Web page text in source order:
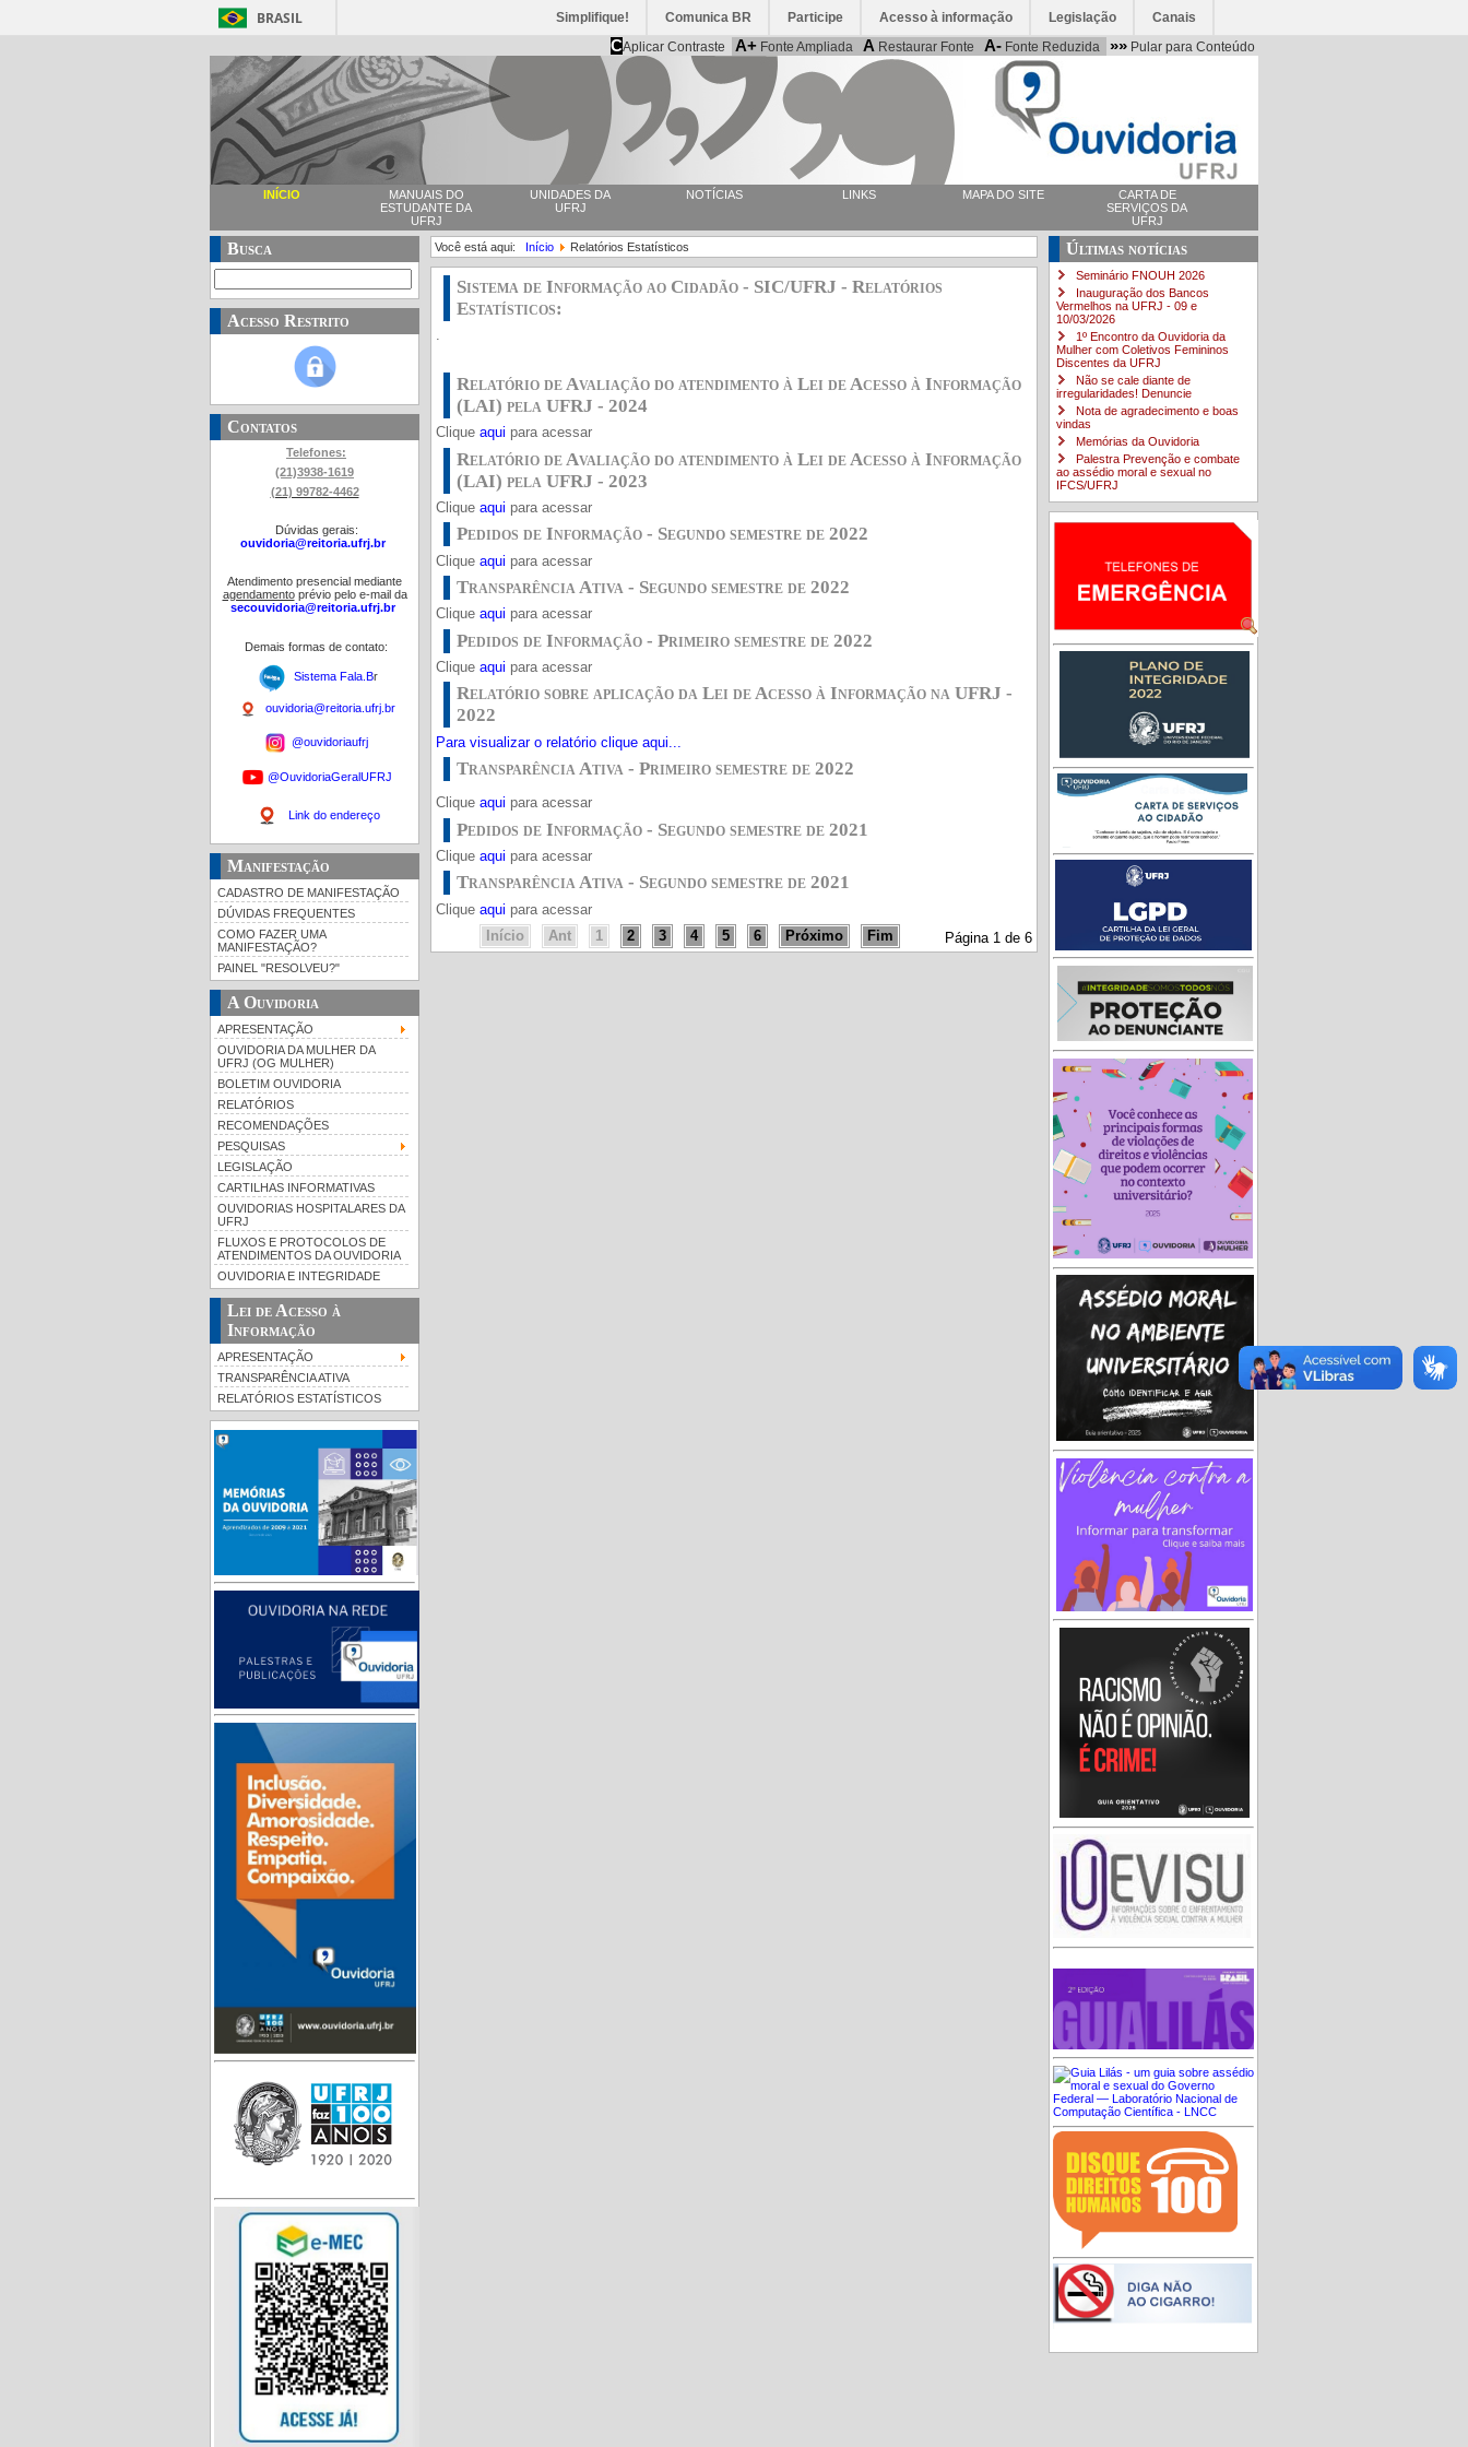
BRASIL Simplifique! Comunica BR Participe Acesso à informação Legislação Canais
CAplicar Contraste A+ Fonte Ampliada A Restaurar Fonte A- Fonte Reduzida »» Pular para Conteúdo
INÍCIO
MANUAIS DO
ESTUDANTE DA
UFRJ
UNIDADES DA
UFRJ
NOTÍCIAS LINKS MAPA DO SITE
CARTA DE
SERVIÇOS DA
UFRJ
Busca
Acesso Restrito
Contatos
Telefones:
(21)3938-1619
(21) 99782-4462
Dúvidas gerais:
ouvidoria@reitoria.ufrj.br
Atendimento presencial mediante
agendamentoprévio pelo e-mail da
secouvidoria@reitoria.ufrj.br
Demais formas de contato:
Sistema Fala.Br
ouvidoria@reitoria.ufrj.br
@ouvidoriaufrj
@OuvidoriaGeralUFRJ
Link do endereço
Manifestação
CADASTRO DE MANIFESTAÇÃO
DÚVIDAS FREQUENTES
COMO FAZER UMA
MANIFESTAÇÃO?
PAINEL "RESOLVEU?"
A Ouvidoria
APRESENTAÇÃO
OUVIDORIA DA MULHER DA
UFRJ (OG MULHER)
BOLETIM OUVIDORIA
RELATÓRIOS
RECOMENDAÇÕES
PESQUISAS
LEGISLAÇÃO
CARTILHAS INFORMATIVAS
OUVIDORIAS HOSPITALARES DA
UFRJ
FLUXOS E PROTOCOLOS DE
ATENDIMENTOS DA OUVIDORIA
OUVIDORIA E INTEGRIDADE
Lei de Acesso à
Informação
APRESENTAÇÃO
TRANSPARÊNCIA ATIVA
RELATÓRIOS ESTATÍSTICOS
Você está aqui: Início Relatórios Estatísticos
Sistema de Informação ao Cidadão - SIC/UFRJ - Relatórios
Estatísticos:
.
Relatório de Avaliação do atendimento à Lei de Acesso à Informação
(LAI) pela UFRJ - 2024
Clique aqui para acessar
Relatório de Avaliação do atendimento à Lei de Acesso à Informação
(LAI) pela UFRJ - 2023
Clique aqui para acessar
Pedidos de Informação - Segundo semestre de 2022
Clique aqui para acessar
Transparência Ativa - Segundo semestre de 2022
Clique aqui para acessar
Pedidos de Informação - Primeiro semestre de 2022
Clique aqui para acessar
Relatório sobre aplicação da Lei de Acesso à Informação na UFRJ -
2022
Para visualizar o relatório clique aqui...
Transparência Ativa - Primeiro semestre de 2022
Clique aqui para acessar
Pedidos de Informação - Segundo semestre de 2021
Clique aqui para acessar
Transparência Ativa - Segundo semestre de 2021
Clique aqui para acessar
Página 1 de 6
Início Ant 1 2 3 4 5 6 Próximo Fim
Últimas notícias
Seminário FNOUH 2026
Inauguração dos Bancos
Vermelhos na UFRJ - 09 e
10/03/2026
1º Encontro da Ouvidoria da
Mulher com Coletivos Femininos
Discentes da UFRJ
Não se cale diante de
irregularidades! Denuncie
Nota de agradecimento e boas
vindas
Memórias da Ouvidoria
Palestra Prevenção e combate
ao assédio moral e sexual no
IFCS/UFRJ